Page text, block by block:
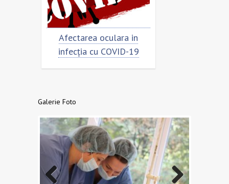
Afectarea oculara in
infecția cu COVID-19
Galerie Foto